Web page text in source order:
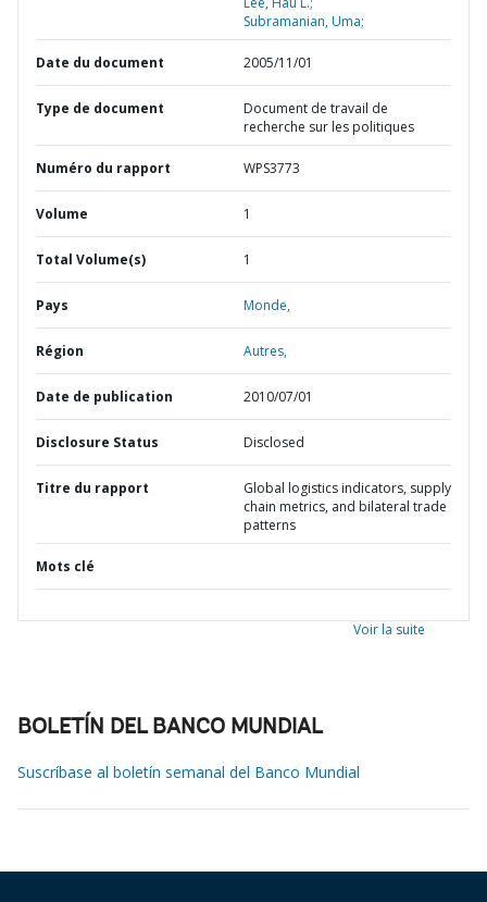
Subramanian, Uma;
Date du document 2005/11/01
Type de document
Document de travail de
recherche sur les politiques
Numéro du rapport WPS3773
Volume 1
Total Volume(s) 1
Pays Monde,
Région Autres,
Date de publication 2010/07/01
Disclosure Status Disclosed
Titre du rapport
Global logistics indicators, supply
chain metrics, and bilateral trade
patterns
Mots clé
Voir la suite
BOLETÍN DEL BANCO MUNDIAL
Suscríbase al boletín semanal del Banco Mundial